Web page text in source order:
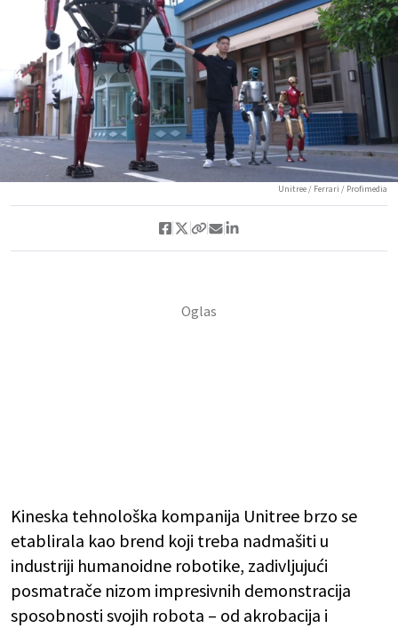
Unitree / Ferrari / Profimedia
Kineska tehnološka kompanija Unitree brzo se
etablirala kao brend koji treba nadmašiti u
industriji humanoidne robotike, zadivljujući
posmatrače nizom impresivnih demonstracija
sposobnosti svojih robota – od akrobacija i